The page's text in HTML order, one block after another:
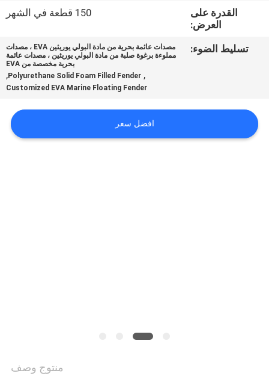
حالات
القدرة على
العرض:
150 قطعة في الشهر
تسليط الضوء:
مصدات عائمة بحرية من مادة البولي يوريثين EVA ، مصدات
مملوءة برغوة صلبة من مادة البولي يوريثين ، مصدات عائمة
بحرية مخصصة من EVA
,
Polyurethane Solid Foam Filled Fender
,
Customized EVA Marine Floating Fender
افضل سعر
منتوج وصف